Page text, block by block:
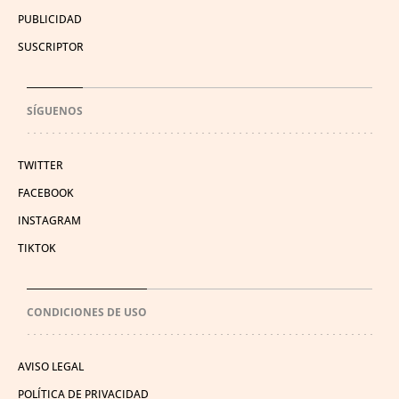
PUBLICIDAD
SUSCRIPTOR
SÍGUENOS
TWITTER
FACEBOOK
INSTAGRAM
TIKTOK
CONDICIONES DE USO
AVISO LEGAL
POLÍTICA DE PRIVACIDAD